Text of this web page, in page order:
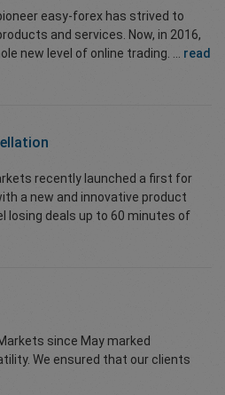
easy-forex has strived to
and services. Now, in 2016,
new level of online trading. ... read
recently launched a first for
a new and innovative product
losing deals up to 60 minutes of
since May marked
We ensured that our clients